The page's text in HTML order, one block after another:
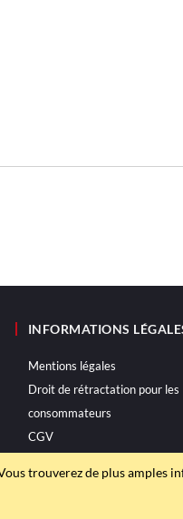
trouverez de plus amples
INFORMATIONS
Mentions légales
Droit de rétractation pour les
consommateurs
CGV